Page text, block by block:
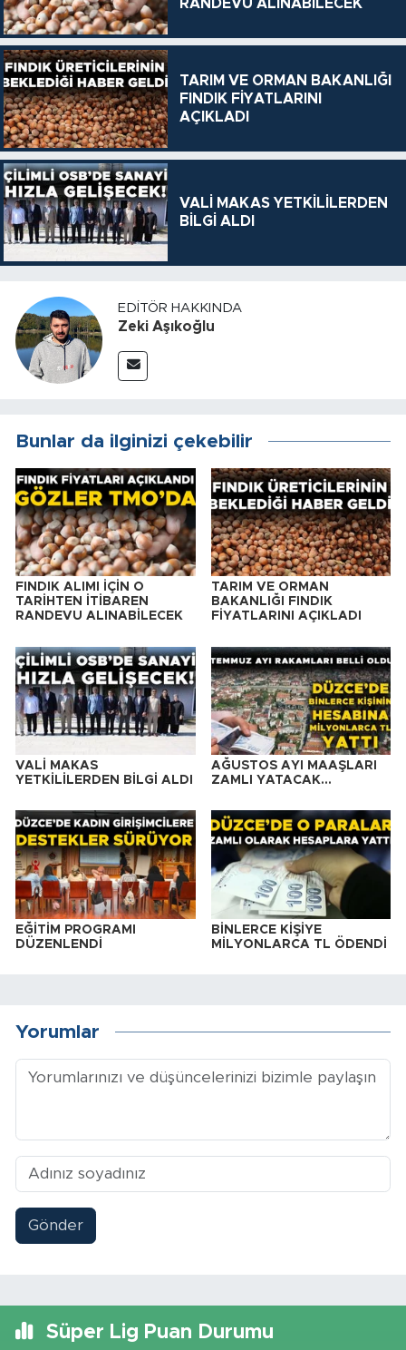
RANDEVU ALINABİLECEK
TARIM VE ORMAN BAKANLIĞI
FINDIK FİYATLARINI
AÇIKLADI
VALİ MAKAS YETKİLİLERDEN
BİLGİ ALDI
EDITÖR HAKKINDA
Zeki Aşıkoğlu
Bunlar da ilginizi çekebilir
FINDIK ALIMI İÇİN O
TARİHTEN İTİBAREN
RANDEVU ALINABİLECEK
TARIM VE ORMAN
BAKANLIĞI FINDIK
FİYATLARINI AÇIKLADI
VALİ MAKAS
YETKİLİLERDEN BİLGİ ALDI
AĞUSTOS AYI MAAŞLARI
ZAMLI YATACAK…
EĞİTİM PROGRAMI
DÜZENLENDİ
BİNLERCE KİŞİYE
MİLYONLARCA TL ÖDENDİ
Yorumlar
Gönder
Süper Lig Puan Durumu